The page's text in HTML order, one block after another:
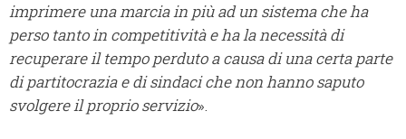
imprimere una marcia in più ad un sistema che ha
perso tanto in competitività e ha la necessità di
recuperare il tempo perduto a causa di una certa parte
di partitocrazia e di sindaci che non hanno saputo
svolgere il proprio servizio».